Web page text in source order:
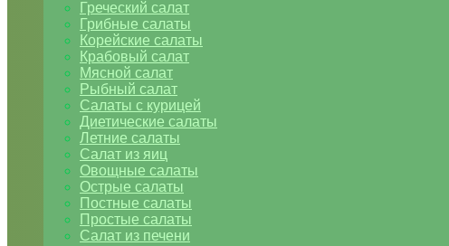
Греческий салат
Грибные салаты
Корейские салаты
Крабовый салат
Мясной салат
Рыбный салат
Салаты с курицей
Диетические салаты
Летние салаты
Салат из яиц
Овощные салаты
Острые салаты
Постные салаты
Простые салаты
Салат из печени